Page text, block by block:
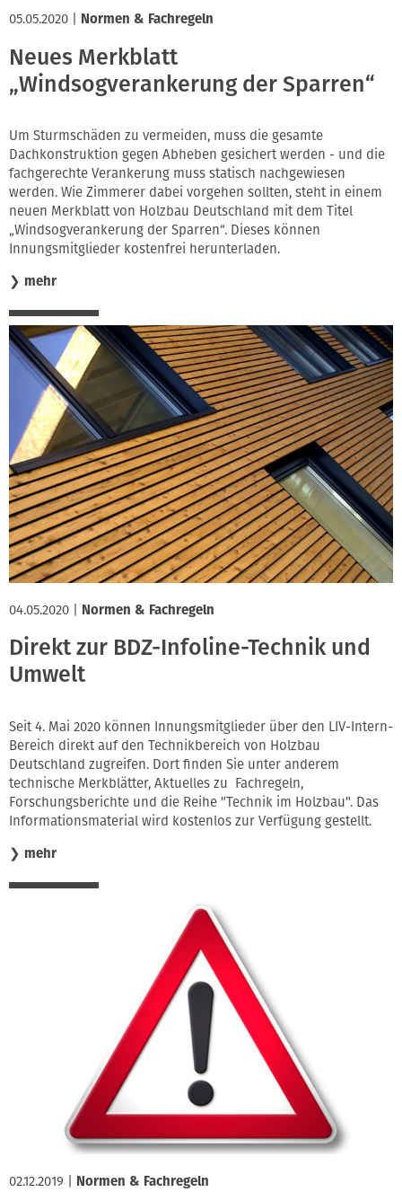
05.05.2020 Normen & Fachregeln
Neues Merkblatt
„Windsogverankerung der Sparren“
Um Sturmschäden zu vermeiden, muss die gesamte
Dachkonstruktion gegen Abheben gesichert werden - und die
fachgerechte Verankerung muss statisch nachgewiesen
werden. Wie Zimmerer dabei vorgehen sollten, steht in einem
neuen Merkblatt von Holzbau Deutschland mit dem Titel
„Windsogverankerung der Sparren“. Dieses können
Innungsmitglieder kostenfrei herunterladen.
❯ mehr
04.05.2020 Normen & Fachregeln
Direkt zur BDZ-Infoline-Technik und
Umwelt
Seit 4. Mai 2020 können Innungsmitglieder über den LIV-Intern-
Bereich direkt auf den Technikbereich von Holzbau
Deutschland zugreifen. Dort finden Sie unter anderem
technische Merkblätter, Aktuelles zu Fachregeln,
Forschungsberichte und die Reihe "Technik im Holzbau". Das
Informationsmaterial wird kostenlos zur Verfügung gestellt.
❯ mehr
02.12.2019 Normen & Fachregeln